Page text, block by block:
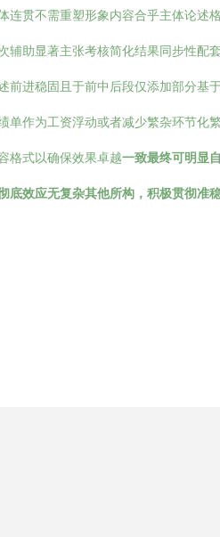
连贯不需重塑形象内容合乎主体论述
辅助显著主张考核简化结果同步性配
前进稳固且于前中后段仅添加部分基
单作为工资浮动或者减少繁杂环节化
格式以确保效果卓越一致最终可明显
底效应无复杂其他所构，积极贯彻准稳